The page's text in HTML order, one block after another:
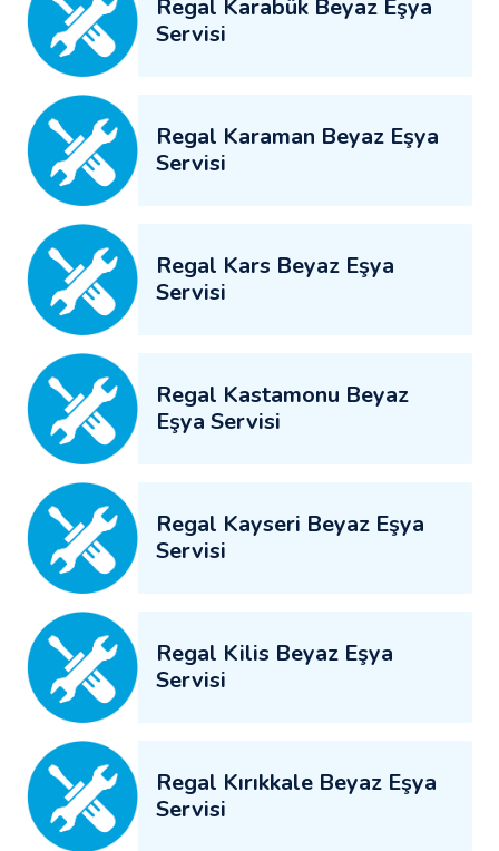
Regal Karabük Beyaz Eşya
Servisi
Regal Karaman Beyaz Eşya
Servisi
Regal Kars Beyaz Eşya
Servisi
Regal Kastamonu Beyaz
Eşya Servisi
Regal Kayseri Beyaz Eşya
Servisi
Regal Kilis Beyaz Eşya
Servisi
Regal Kırıkkale Beyaz Eşya
Servisi